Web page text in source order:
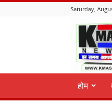
Saturday,
होम